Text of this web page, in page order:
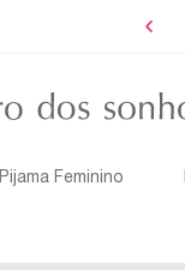
Pijama Feminino